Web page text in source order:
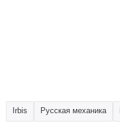
Irbis Русская механика